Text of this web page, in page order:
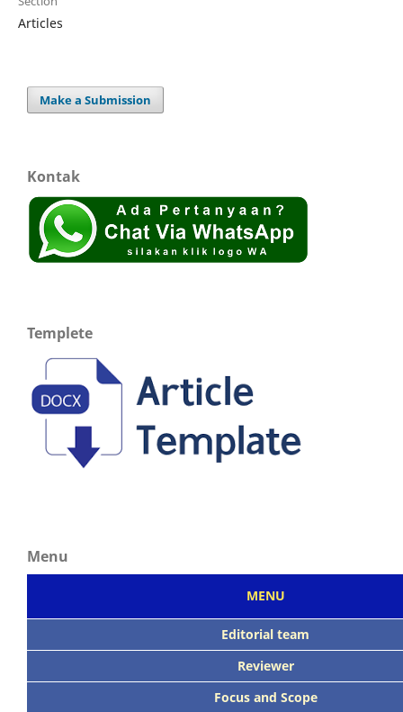
Articles
Make a Submission
Kontak
Templete
Menu
MENU
Editorial team
Reviewer
Focus and Scope